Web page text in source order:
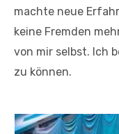
machte neue
keine Fremden
von mir selbst. Ich
zu können.